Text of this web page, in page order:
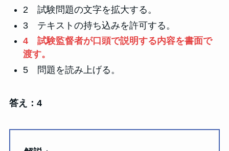
2 試験問題の文字を拡大する。
3 テキストの持ち込みを許可する。
4 試験監督者が口頭で説明する内容を書面で
渡す。
5 問題を読み上げる。
答え：4